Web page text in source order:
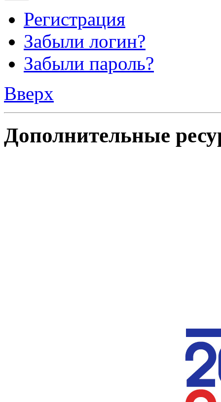
Регистрация
Забыли логин?
Забыли пароль?
Вверх
Дополнительные